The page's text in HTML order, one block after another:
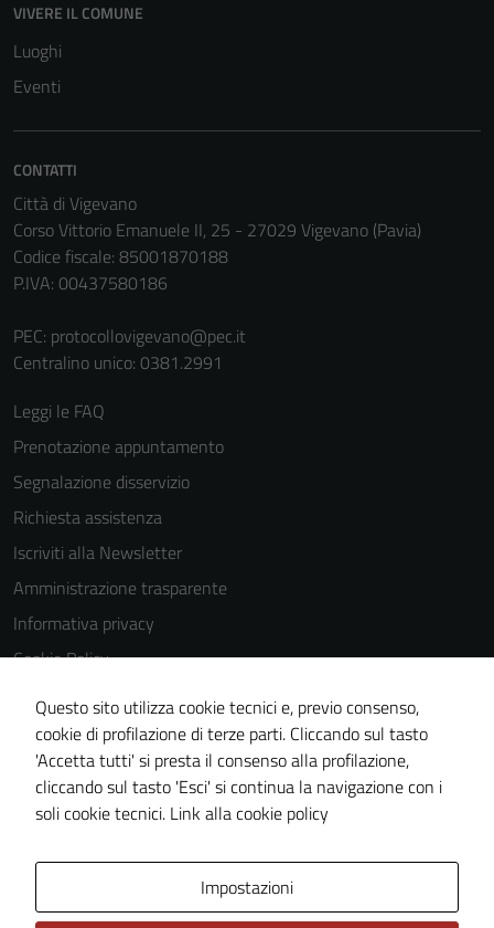
VIVERE IL COMUNE
Luoghi
Eventi
CONTATTI
Città di Vigevano
Corso Vittorio Emanuele II, 25 - 27029 Vigevano (Pavia)
Codice fiscale: 85001870188
P.IVA: 00437580186
PEC: protocollovigevano@pec.it
Centralino unico: 0381.2991
Leggi le FAQ
Prenotazione appuntamento
Segnalazione disservizio
Richiesta assistenza
Iscriviti alla Newsletter
Amministrazione trasparente
Informativa privacy
Cookie Policy
Media policy
Note legali
Dichiarazione di accessibilità
Piano di miglioramento del sito
Questo sito utilizza cookie tecnici e, previo consenso,
cookie di profilazione di terze parti. Cliccando sul tasto
'Accetta tutti' si presta il consenso alla profilazione,
cliccando sul tasto 'Esci' si continua la navigazione con i
soli cookie tecnici. Link alla cookie policy
Impostazioni